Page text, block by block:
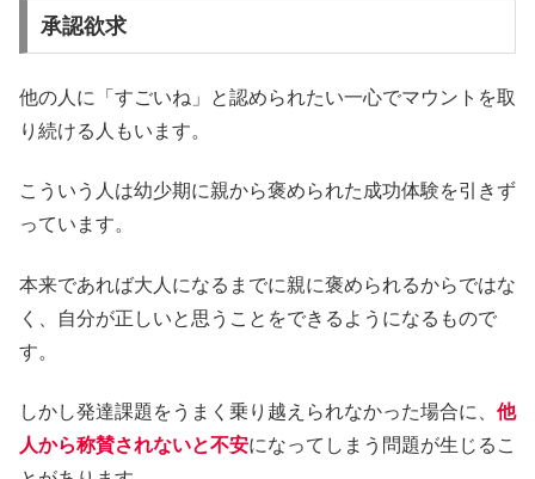
承認欲求
他の人に「すごいね」と認められたい一心でマウントを取
り続ける人もいます。
こういう人は幼少期に親から褒められた成功体験を引きず
っています。
本来であれば大人になるまでに親に褒められるからではな
く、自分が正しいと思うことをできるようになるもので
す。
しかし発達課題をうまく乗り越えられなかった場合に、 他
人から称賛されないと不安になってしまう問題が生じるこ